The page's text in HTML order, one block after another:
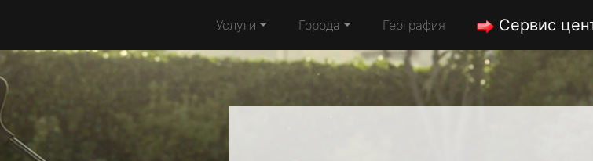
Услуги Города География Сервис